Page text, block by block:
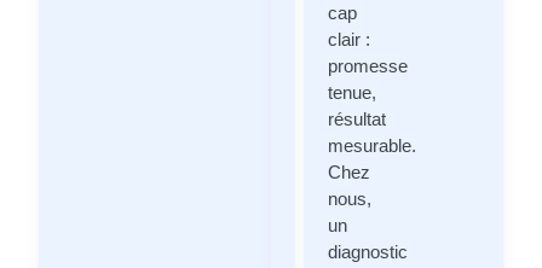
cap
clair :
promesse
tenue,
résultat
mesurable.
Chez
nous,
un
diagnostic